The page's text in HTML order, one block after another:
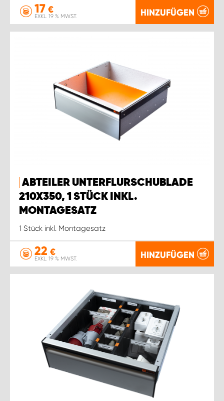
17 €
EXKL. 19 % MWST. HINZUFÜGEN
ABTEILER UNTERFLURSCHUBLADE
210X350, 1 STÜCK INKL.
MONTAGESATZ
1 Stück inkl. Montagesatz
22 €
EXKL. 19 % MWST. HINZUFÜGEN